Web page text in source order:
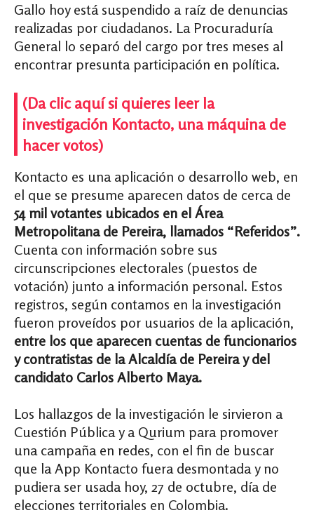
Gallo hoy está suspendido a raíz de denuncias
realizadas por ciudadanos. La Procuraduría
General lo separó del cargo por tres meses al
encontrar presunta participación en política.
(Da clic aquí si quieres leer la
investigación Kontacto, una máquina de
hacer votos)
Kontacto es una aplicación o desarrollo web, en
el que se presume aparecen datos de cerca de
54 mil votantes ubicados en el Área
Metropolitana de Pereira, llamados “Referidos”.
Cuenta con información sobre sus
circunscripciones electorales (puestos de
votación) junto a información personal. Estos
registros, según contamos en la investigación
fueron proveídos por usuarios de la aplicación,
entre los que aparecen cuentas de funcionarios
y contratistas de la Alcaldía de Pereira y del
candidato Carlos Alberto Maya.
Los hallazgos de la investigación le sirvieron a
Cuestión Pública y a Qurium para promover
una campaña en redes, con el fin de buscar
que la App Kontacto fuera desmontada y no
pudiera ser usada hoy, 27 de octubre, día de
elecciones territoriales en Colombia.